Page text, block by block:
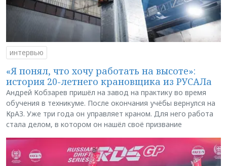
интервью
«Я понял, что хочу работать на высоте»:
история 20-летнего крановщика из РУСАЛа
Андрей Кобзарев пришёл на завод на практику во время
обучения в техникуме. После окончания учёбы вернулся на
КрАЗ. Уже три года он управляет краном. Для него работа
стала делом, в котором он нашёл своё призвание